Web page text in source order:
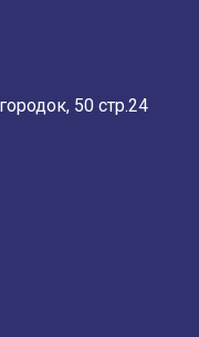
50 стр.24